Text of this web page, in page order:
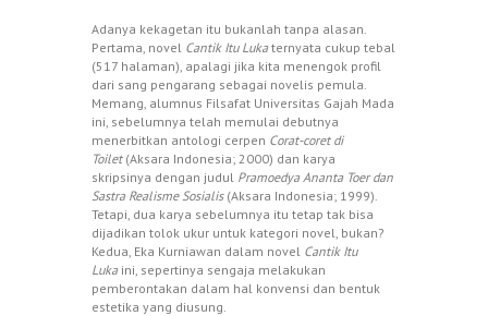
Adanya kekagetan itu bukanlah tanpa alasan.
Pertama, novel Cantik Itu Luka ternyata cukup tebal
(517 halaman), apalagi jika kita menengok profil
dari sang pengarang sebagai novelis pemula.
Memang, alumnus Filsafat Universitas Gajah Mada
ini, sebelumnya telah memulai debutnya
menerbitkan antologi cerpen Corat-coret di
Toilet(Aksara Indonesia; 2000) dan karya
skripsinya dengan judul Pramoedya Ananta Toer dan
Sastra Realisme Sosialis (Aksara Indonesia; 1999).
Tetapi, dua karya sebelumnya itu tetap tak bisa
dijadikan tolok ukur untuk kategori novel, bukan?
Kedua, Eka Kurniawan dalam novel Cantik Itu
Luka ini, sepertinya sengaja melakukan
pemberontakan dalam hal konvensi dan bentuk
estetika yang diusung.